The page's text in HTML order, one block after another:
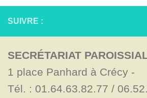
SUIVRE :
SECRÉTARIAT
1 place Panhard à Crécy -
Tél. : 01.64.63.82.77 /